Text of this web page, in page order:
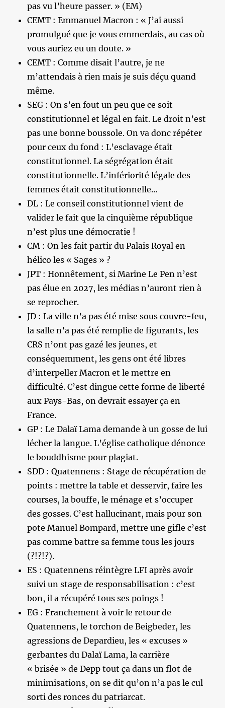
pas vu l’heure passer. » (EM)
CEMT : Emmanuel Macron : « J’ai aussi
promulgué que je vous emmerdais, au cas où
vous auriez eu un doute. »
CEMT : Comme disait l’autre, je ne
m’attendais à rien mais je suis déçu quand
même.
SEG : On s’en fout un peu que ce soit
constitutionnel et légal en fait. Le droit n’est
pas une bonne boussole. On va donc répéter
pour ceux du fond : L’esclavage était
constitutionnel. La ségrégation était
constitutionnelle. L’infériorité légale des
femmes était constitutionnelle…
DL : Le conseil constitutionnel vient de
valider le fait que la cinquième république
n’est plus une démocratie !
CM : On les fait partir du Palais Royal en
hélico les « Sages » ?
JPT : Honnêtement, si Marine Le Pen n’est
pas élue en 2027, les médias n’auront rien à
se reprocher.
JD : La ville n’a pas été mise sous couvre-feu,
la salle n’a pas été remplie de figurants, les
CRS n’ont pas gazé les jeunes, et
conséquemment, les gens ont été libres
d’interpeller Macron et le mettre en
difficulté. C’est dingue cette forme de liberté
aux Pays-Bas, on devrait essayer ça en
France.
GP : Le Dalaï Lama demande à un gosse de lui
lécher la langue. L’église catholique dénonce
le bouddhisme pour plagiat.
SDD : Quatennens : Stage de récupération de
points : mettre la table et desservir, faire les
courses, la bouffe, le ménage et s’occuper
des gosses. C’est hallucinant, mais pour son
pote Manuel Bompard, mettre une gifle c’est
pas comme battre sa femme tous les jours
(?!?!?).
ES : Quatennens réintègre LFI après avoir
suivi un stage de responsabilisation : c’est
bon, il a récupéré tous ses poings !
EG : Franchement à voir le retour de
Quatennens, le torchon de Beigbeder, les
agressions de Depardieu, les « excuses »
gerbantes du Dalaï Lama, la carrière
« brisée » de Depp tout ça dans un flot de
minimisations, on se dit qu’on n’a pas le cul
sorti des ronces du patriarcat.